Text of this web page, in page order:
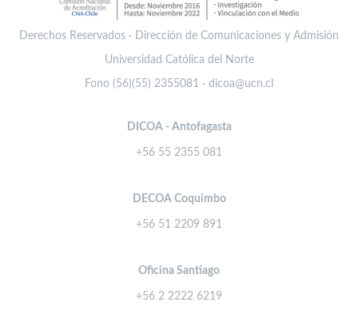
Derechos Reservados · Dirección de Comunicaciones y Admisión
Universidad Católica del Norte
Fono (56)(55) 2355081 · dicoa@ucn.cl
DICOA - Antofagasta
+56 55 2355 081
DECOA Coquimbo
+56 51 2209 891
Oficina Santiago
+56 2 2222 6219